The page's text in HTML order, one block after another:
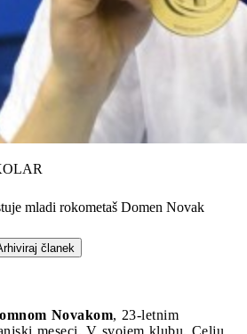
mladi rokometaš Domen Novak
članek
Novakom, 23-letnim
meseci. V svojem klubu, Celju